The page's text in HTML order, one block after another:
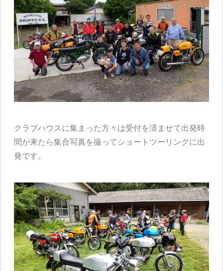
クラブハウスに集まった方々は受付を済ませて出発時
間が来たら集合写真を撮ってショートツーリングに出
発です。